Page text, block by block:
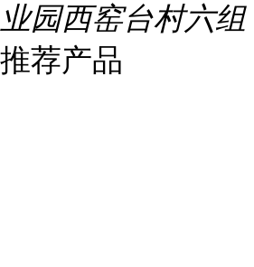
业园西窑台村六组
推荐产品